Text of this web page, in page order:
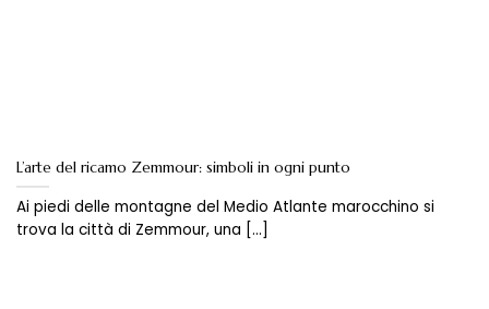
L’arte del ricamo Zemmour: simboli in ogni punto
Ai piedi delle montagne del Medio Atlante marocchino si
trova la città di Zemmour, una [...]